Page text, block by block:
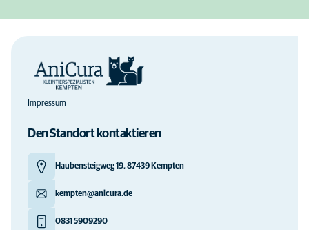
Impressum
Den Standort kontaktieren
Haubensteigweg 19, 87439 Kempten
kempten@anicura.de
0831 5909290